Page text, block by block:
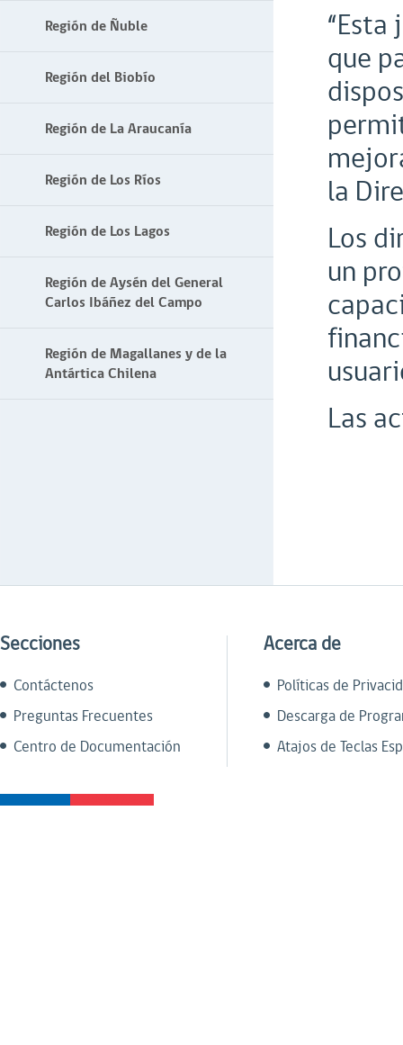
Región de Ñuble
Región del Biobío
Región de La Araucanía
Región de Los Ríos
Región de Los Lagos
Región de Aysén del General
Carlos Ibáñez del Campo
Región de Magallanes y de la
Antártica Chilena
que
la
Los
un
Las
Secciones
Contáctenos
Preguntas Frecuentes
Centro de Documentación
Acerca de
Políticas de
Descarga de
Atajos de Teclas